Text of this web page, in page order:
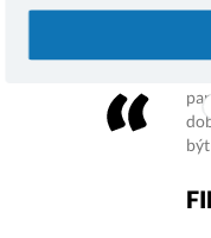
as
být